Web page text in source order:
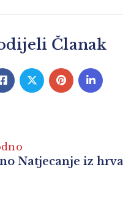
Članak
Natjecanje iz